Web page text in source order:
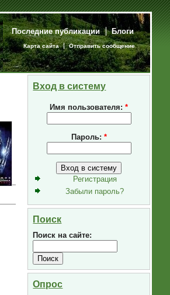
Последние публикации Блоги
Карта сайта Отправить сообщение
Вход в систему
Имя пользователя:*
Пароль: *
Регистрация
Забыли пароль?
Поиск
Поиск на сайте:
Опрос